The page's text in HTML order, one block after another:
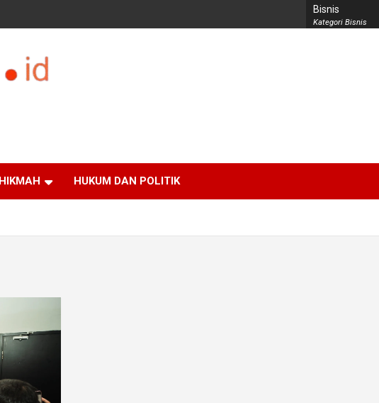
Bisnis
Kategori Bisnis
HIKMAH HUKUM DAN POLITIK